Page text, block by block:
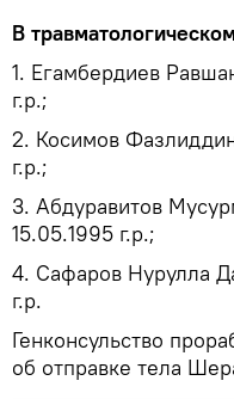
В
1. Егамбердиев
г.р.;
2. Косимов
г.р.;
3. Абдуравитов
15.05.1995 г.р.;
4. Сафаров Нурулла
г.р.
Генконсульство
об отправке тела